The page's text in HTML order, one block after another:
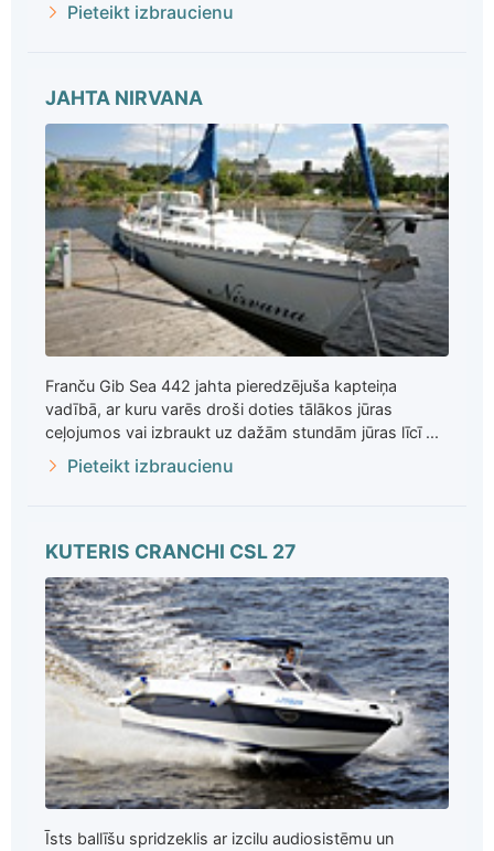
Pieteikt izbraucienu
JAHTA NIRVANA
Franču Gib Sea 442 jahta pieredzējuša kapteiņa
vadībā, ar kuru varēs droši doties tālākos jūras
ceļojumos vai izbraukt uz dažām stundām jūras līcī ...
Pieteikt izbraucienu
KUTERIS CRANCHI CSL 27
Īsts ballīšu spridzeklis ar izcilu audiosistēmu un